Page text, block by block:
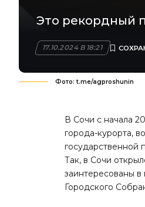
Это рекордный
17.10.2024 В 18:21
Фото: t.me/agproshunin
В Сочи с начала
города-курорта,
государственной
Так, в Сочи
заинтересованы
Городского